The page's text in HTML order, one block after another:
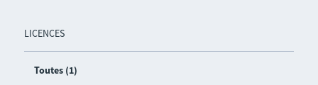
LICENCES
Toutes (1)